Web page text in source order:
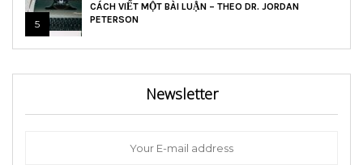
5
CÁCH VIẾT MỘT BÀI LUẬN – THEO DR. JORDAN
PETERSON
Newsletter